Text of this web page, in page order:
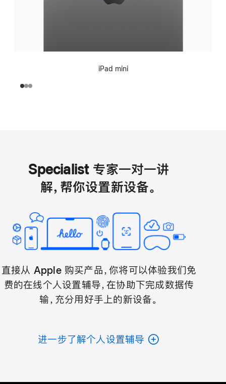
iPad mini
Specialist 专家一对一讲
解，帮你设置新设备。
直接从 Apple 购买产品，你将可以体验我们免
费的在线个人设置辅导，在协助下完成数据传
输，充分用好手上的新设备。
进一步了解个人设置辅导